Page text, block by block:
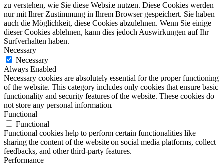
zu verstehen, wie Sie diese Website nutzen. Diese Cookies werden
nur mit Ihrer Zustimmung in Ihrem Browser gespeichert. Sie haben
auch die Möglichkeit, diese Cookies abzulehnen. Wenn Sie einige
dieser Cookies ablehnen, kann dies jedoch Auswirkungen auf Ihr
Surfverhalten haben.
Necessary
Necessary
Always Enabled
Necessary cookies are absolutely essential for the proper functioning
of the website. This category includes only cookies that ensure basic
functionality and security features of the website. These cookies do
not store any personal information.
Functional
Functional
Functional cookies help to perform certain functionalities like
sharing the content of the website on social media platforms, collect
feedbacks, and other third-party features.
Performance